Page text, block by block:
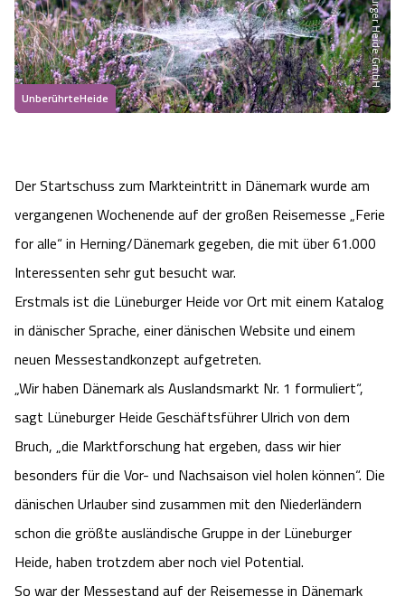
Heideflächen
Freizeitparks
Vital Urlaub
Hotels
Ferienwohnungen
Ferienhäuser
Pensionen
Camping
Urlaub auf dem Bauernhof
Urlaub mit Hund
Naturpark Südheide
Naturerlebnis im Frühling
Naturerlebnis im Sommer
Naturerlebnis im Winter
Ausflugsziele
Wandern
Reiten
Kutschen
Regionale Küche
Tiere
Quad Bahn Bispingen
Kletterparks
Heide Himmel Baumwipfelpfad
Adventure Schnucken Golf
Serengeti Park
Weltvogelpark Walsrode
Wildpark Schwarze Berge
Otter Zentrum
Wildpark Müden
Thermen
Vegan, Fasten & Co.
Balance
Wellness-Kurzurlaub
Wellness-Unterkünfte
Hotels mit Schwimmbad
THERMEplus® Unterkünfte
Veranstaltungen
Die Hansestadt Lüneburg
Sehenswürdigkeiten Lüneburg
Kulinarisches Lüneburg
Unterkünfte Lüneburg
Veranstaltungen & Führungen Lüneburg
Die Residenzstadt Celle
Sehenswürdigkeiten Celle
Shopping Celle
Unterkünfte Celle
Veranstaltungen & Führungen Celle
Hoher Kontrast Modus:
Schriftgröße: A A A
UnberührteHeide
Der Startschuss zum Markteintritt in Dänemark wurde am
vergangenen Wochenende auf der großen Reisemesse „Ferie
for alle“ in Herning/Dänemark gegeben, die mit über 61.000
Interessenten sehr gut besucht war.
Erstmals ist die Lüneburger Heide vor Ort mit einem Katalog
in dänischer Sprache, einer dänischen Website und einem
neuen Messestandkonzept aufgetreten.
„Wir haben Dänemark als Auslandsmarkt Nr. 1 formuliert“,
sagt Lüneburger Heide Geschäftsführer Ulrich von dem
Bruch, „die Marktforschung hat ergeben, dass wir hier
besonders für die Vor- und Nachsaison viel holen können“. Die
dänischen Urlauber sind zusammen mit den Niederländern
schon die größte ausländische Gruppe in der Lüneburger
Heide, haben trotzdem aber noch viel Potential.
So war der Messestand auf der Reisemesse in Dänemark